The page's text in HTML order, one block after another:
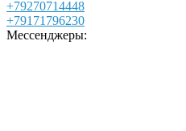
+79270714448
+79171796230
Мессенджеры: